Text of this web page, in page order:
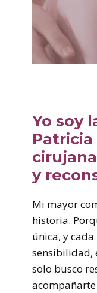
Yo soy
Patricia
y
Mi mayor
historia.
única, y
sensibilidad,
solo busco